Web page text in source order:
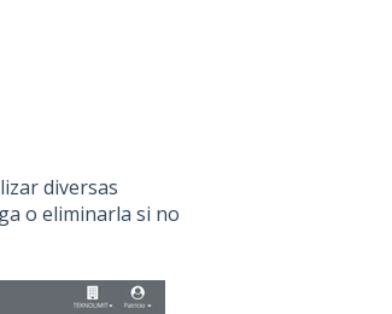
diversas
o eliminarla si no